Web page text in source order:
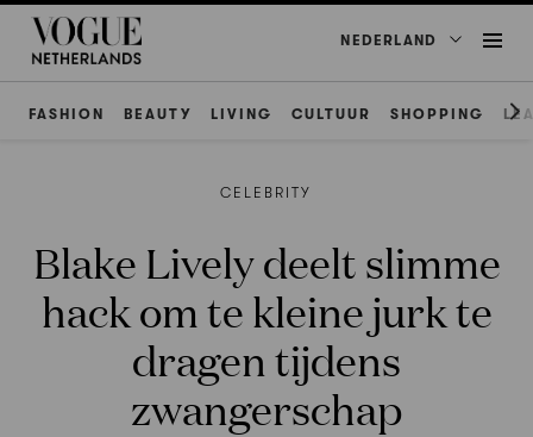
NEDERLAND
FASHION BEAUTY LIVING CULTUUR SHOPPING
CELEBRITY
Blake Lively deelt slimme
hack om te kleine jurk te
dragen tijdens
zwangerschap